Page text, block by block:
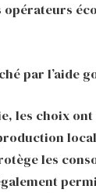
par l’aide
les choix
les